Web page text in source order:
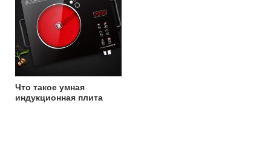
Что такое умная
индукционная плита